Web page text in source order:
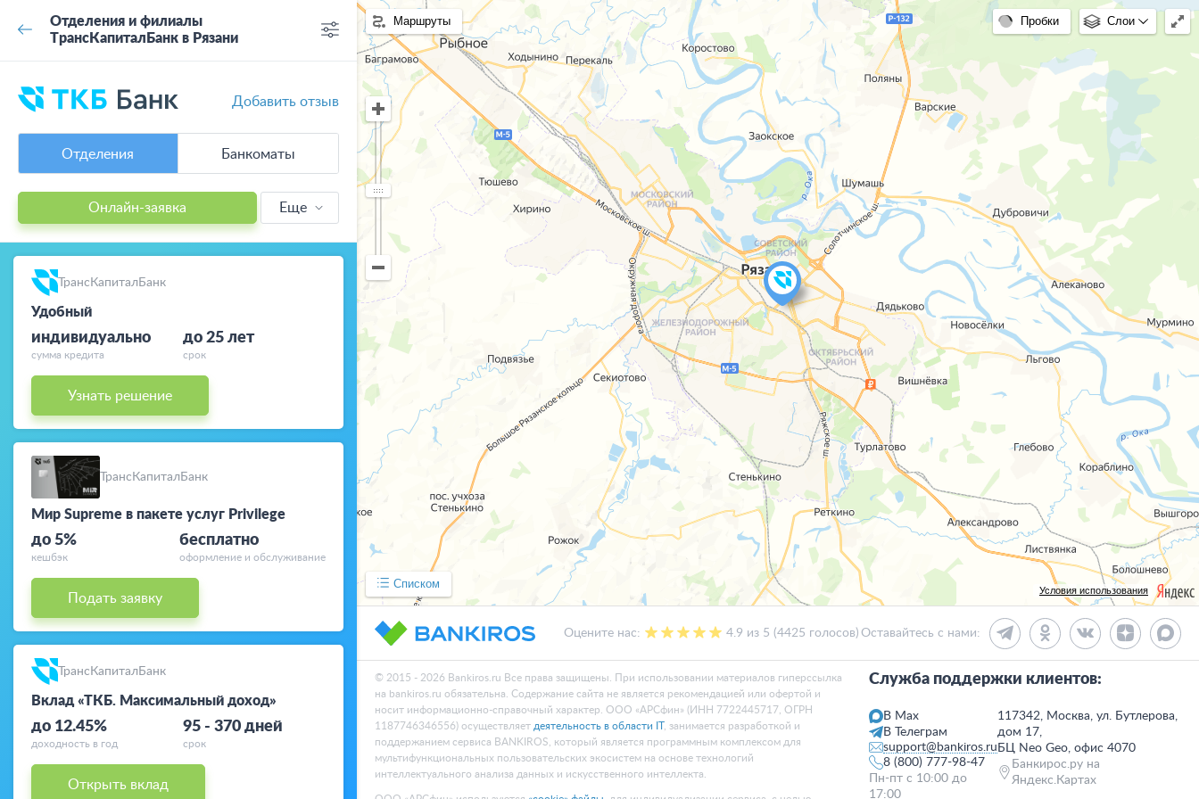
Отделения и филиалы
ТрансКапиталБанк в Рязани
Добавить отзыв
Отделения Банкоматы
Онлайн-заявка
Кредиты
Курсы валют
Еще
ТрансКапиталБанк
Удобный
индивидуально
сумма кредита
до 25 лет
срок
Узнать решение
ТрансКапиталБанк
Мир Supreme в пакете услуг Privilege
до 5%
кешбэк
бесплатно
оформление и обслуживание
Подать заявку
ТрансКапиталБанк
Вклад «ТКБ. Максимальный доход»
до 12.45%
доходность в год
95 - 370 дней
срок
Открыть вклад
Условия использования
Маршруты Пробки Слои
Списком
Оцените нас: 4.9 из 5 (4425 голосов) Оставайтесь с нами:
© 2015 - 2026 Bankiros.ru Все права защищены. При использовании материалов гиперссылка
на bankiros.ru обязательна. Содержание сайта не является рекомендацией или офертой и
носит информационно-справочный характер. ООО «АРСфин» (ИНН 7722445717, ОГРН
1187746346556) осуществляет деятельность в области IT, занимается разработкой и
поддержанием сервиса BANKIROS, который является программным комплексом для
мультифункциональных пользовательских экосистем на основе технологий
интеллектуального анализа данных и искусственного интеллекта.
Служба поддержки клиентов:
В Max
В Телеграм
support@bankiros.ru
8 (800) 777-98-47
Пн-пт с 10:00 до
17:00
117342, Москва, ул. Бутлерова,
дом 17,
БЦ Neo Geo, офис 4070
Банкирос.ру на
Яндекс.Картах